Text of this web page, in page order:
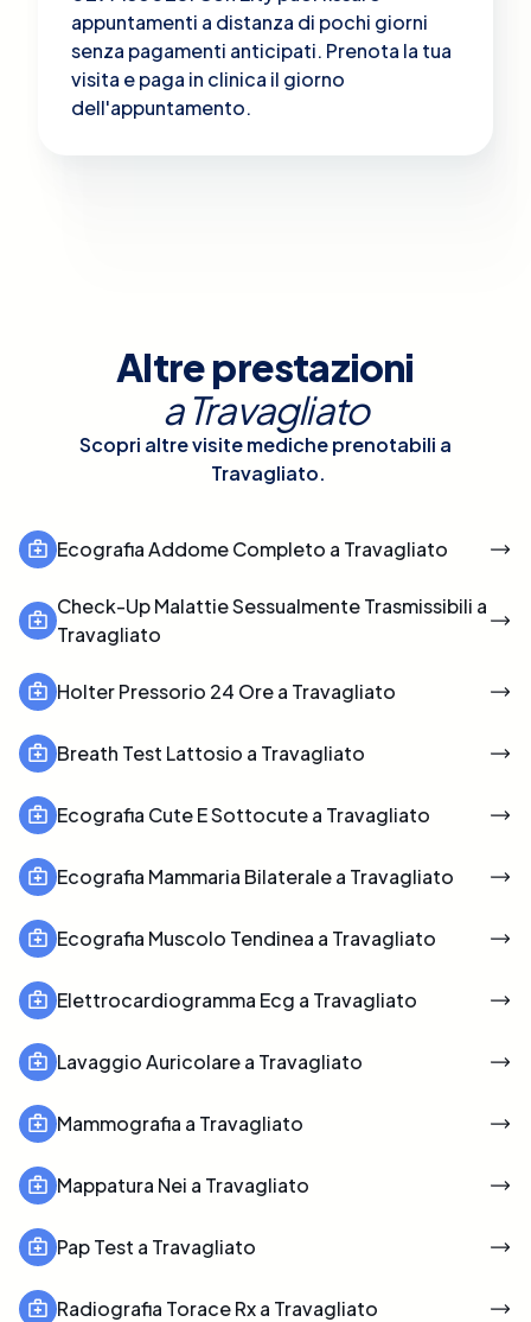
appuntamenti a distanza di pochi giorni
senza pagamenti anticipati. Prenota la tua
visita e paga in clinica il giorno
dell'appuntamento.
Altre prestazioni
aTravagliato
Scopri altre visite mediche prenotabili a
Travagliato.
Ecografia Addome Completo a Travagliato
Check-Up Malattie Sessualmente Trasmissibili a
Travagliato
Holter Pressorio 24 Ore a Travagliato
Breath Test Lattosio a Travagliato
Ecografia Cute E Sottocute a Travagliato
Ecografia Mammaria Bilaterale a Travagliato
Ecografia Muscolo Tendinea a Travagliato
Elettrocardiogramma Ecg a Travagliato
Lavaggio Auricolare a Travagliato
Mammografia a Travagliato
Mappatura Nei a Travagliato
Pap Test a Travagliato
Radiografia Torace Rx a Travagliato